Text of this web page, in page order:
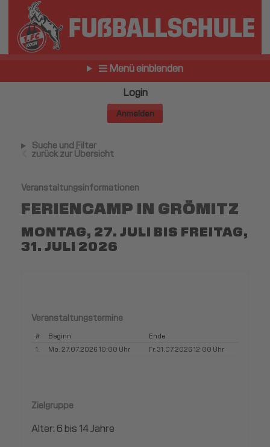
Menü einblenden
Login
Anmelden
Suche und Filter
zurück zur Übersicht
Veranstaltungsinformationen
FERIENCAMP IN GRÖMITZ
MONTAG, 27. JULI BIS FREITAG,
31. JULI 2026
Veranstaltungstermine
# Beginn
Ende
1.
Mo. 27.07.2026 10:00 Uhr Fr. 31.07.2026 12:00 Uhr
Zielgruppe
Alter: 6 bis 14 Jahre